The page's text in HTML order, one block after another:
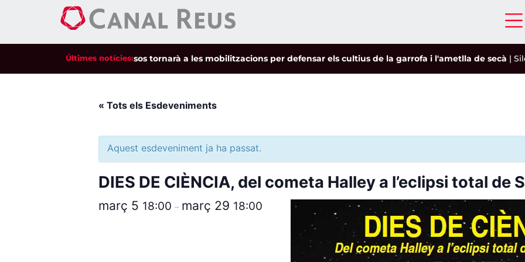
Últimes notícies:
Unió de Pagesos tornarà a les mobilitzacions per defensar els cultius de la garrofa i l'ametlla de secà|Siloë
« Tots els Esdeveniments
Aquest esdeveniment ja ha passat.
DIES DE CIÈNCIA, del cometa Halley a l’eclipsi total de
març 5 18:00 – març 29 18:00